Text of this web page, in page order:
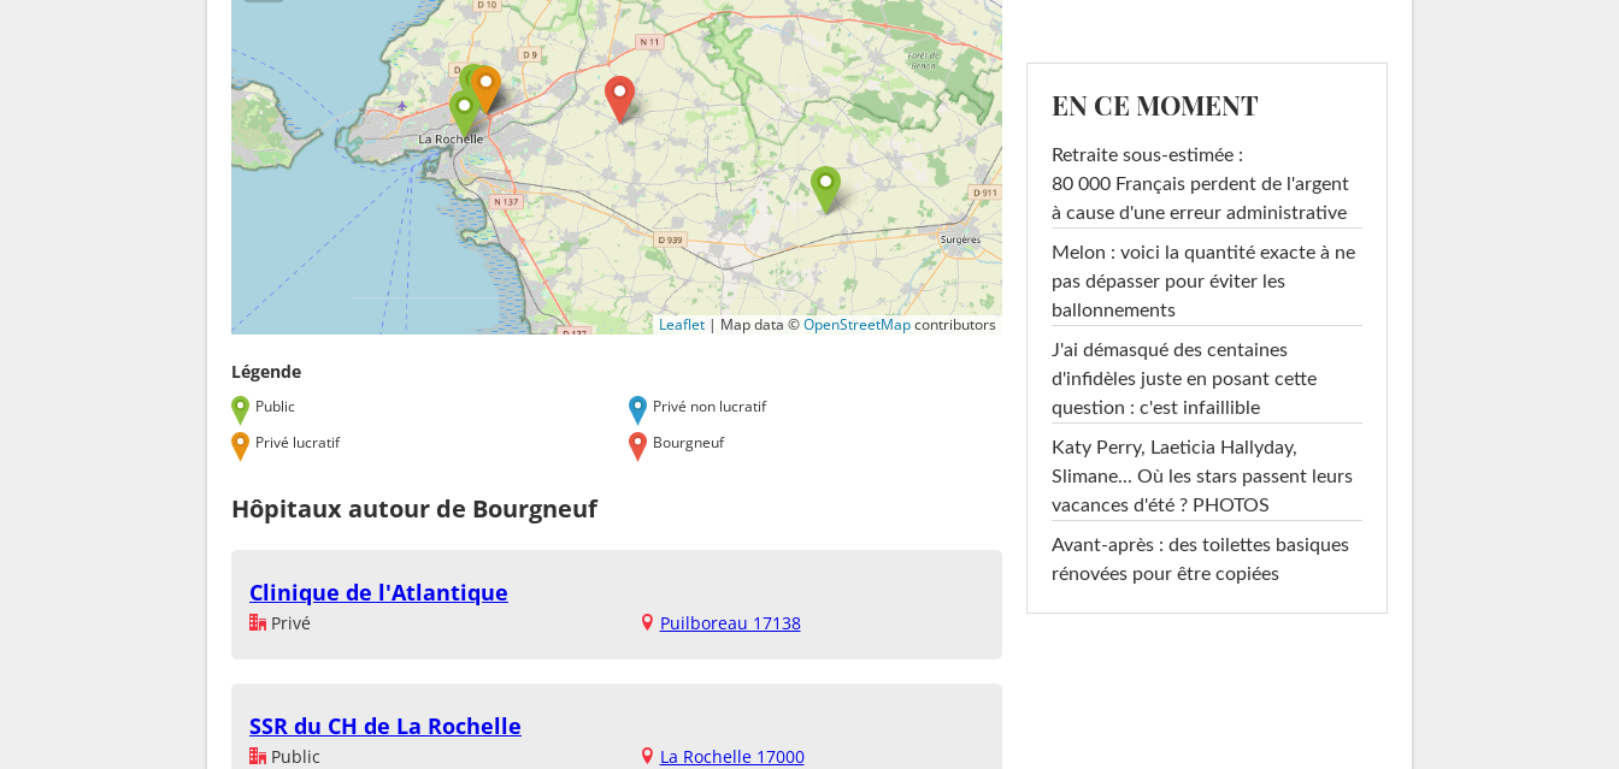
Leaflet | Map data ©OpenStreetMapcontributors
Légende
Public
Privé non lucratif
Privé lucratif
Bourgneuf
Hôpitaux autour de Bourgneuf
Clinique de l'Atlantique
Privé Puilboreau 17138
SSR du CH de La Rochelle
Public La Rochelle 17000
EN CE MOMENT
Retraite sous-estimée :
80 000 Français perdent de l'argent
à cause d'une erreur administrative
Melon : voici la quantité exacte à ne
pas dépasser pour éviter les
ballonnements
J'ai démasqué des centaines
d'infidèles juste en posant cette
question : c'est infaillible
Katy Perry, Laeticia Hallyday,
Slimane... Où les stars passent leurs
vacances d'été ? PHOTOS
Avant-après : des toilettes basiques
rénovées pour être copiées